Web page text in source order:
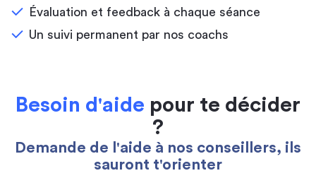
Évaluation et feedback à chaque séance
Un suivi permanent par nos coachs
Besoin d'aide pour te décider
?
Demande de l'aide à nos conseillers, ils
sauront t'orienter